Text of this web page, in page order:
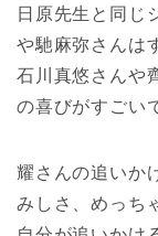
日原先生と同じ
や馳麻弥さんは
石川真悠さんや
の喜びがすごい
耀さんの追いか
みしさ、めっち